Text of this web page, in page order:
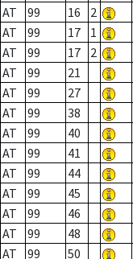
AT
99 16 2
AT
99 17 1
AT
99 17 2
AT
99 21
AT
99 27
AT
99 38
AT
99 40
AT
99 41
AT
99 44
AT
99 45
AT
99 46
AT
99 48
AT
99 50